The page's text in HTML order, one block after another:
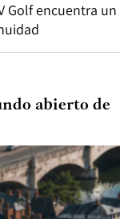
Golf encuentra un
abierto de